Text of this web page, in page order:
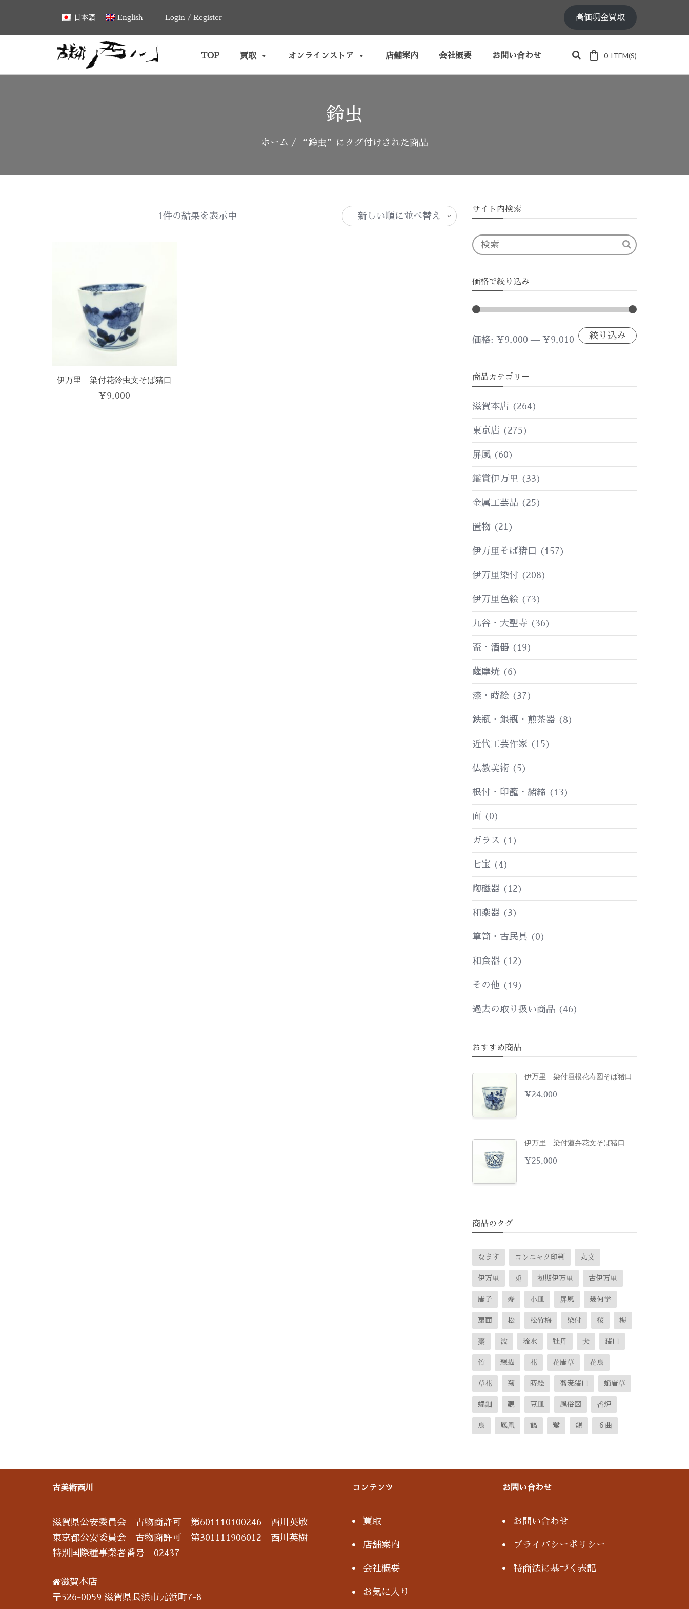
content
日本語 English Login / Register 高価現金買取
TOP 買取 オンラインストア 店舗案内 会社概要 お問い合わせ 0 ITEM(S)
鈴虫
ホーム / “鈴虫”にタグ付けされた商品
1件の結果を表示中
伊万里 染付花鈴虫文そば猪口
¥9,000
サイト内検索
価格で絞り込み
最
価
格
最
価
格
絞り込み
価格: ¥9,000 — ¥9,010
商品カテゴリー
滋賀本店 (264)
東京店 (275)
屏風 (60)
鑑賞伊万里 (33)
金属工芸品 (25)
置物 (21)
伊万里そば猪口 (157)
伊万里染付 (208)
伊万里色絵 (73)
九谷・大聖寺 (36)
盃・酒器 (19)
薩摩焼 (6)
漆・蒔絵 (37)
鉄瓶・銀瓶・煎茶器 (8)
近代工芸作家 (15)
仏教美術 (5)
根付・印籠・緒締 (13)
面 (0)
ガラス (1)
七宝 (4)
陶磁器 (12)
和楽器 (3)
箪笥・古民具 (0)
和食器 (12)
その他 (19)
過去の取り扱い商品 (46)
おすすめ商品
伊万里 染付垣根花寿図そば猪口
¥ 24,000
伊万里 染付蓮弁花文そば猪口
¥ 25,000
商品のタグ
なます コンニャク印判 丸文
伊万里 兎 初期伊万里 古伊万里
唐子 寿 小皿 屏風 幾何学
扇面 松 松竹梅 染付 桜 梅
棗 波 流水 牡丹 犬 猪口
竹 線描 花 花唐草 花鳥
草花 菊 蒔絵 蕎麦猪口 蛸唐草
螺鈿 覗 豆皿 風俗図 香炉
鳥 鳳凰 鶴 鷺 龍 ６曲
古美術西川
滋賀県公安委員会 古物商許可 第601110100246 西川英敏
東京都公安委員会 古物商許可 第301111906012 西川英樹
特別国際種事業者番号 02437
滋賀本店
〒526-0059 滋賀県長浜市元浜町7-8
コンテンツ
買取
店舗案内
会社概要
お気に入り
お問い合わせ
お問い合わせ
プライバシーポリシー
特商法に基づく表記